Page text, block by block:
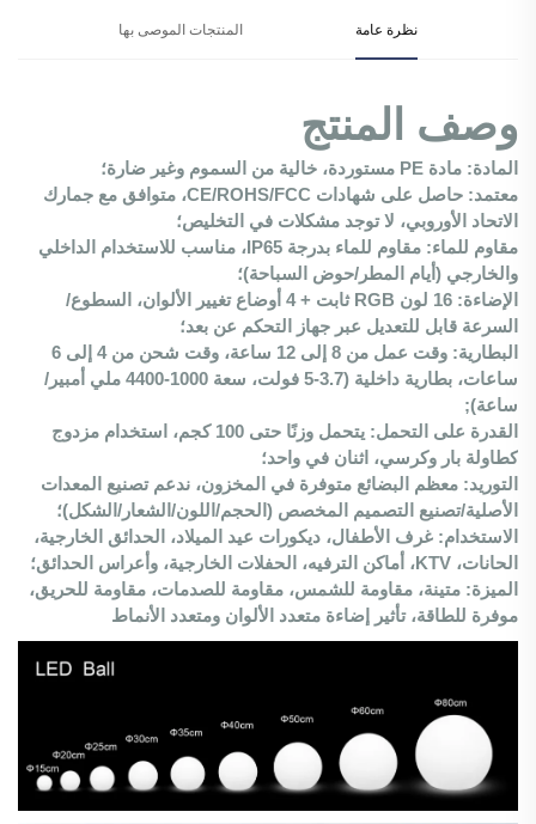
نظرة عامة المنتجات الموصى بها
وصف المنتج
المادة: مادة PE مستوردة، خالية من السموم وغير ضارة؛
معتمد: حاصل على شهادات CE/ROHS/FCC، متوافق مع جمارك
الاتحاد الأوروبي، لا توجد مشكلات في التخليص؛
مقاوم للماء: مقاوم للماء بدرجة IP65، مناسب للاستخدام الداخلي
والخارجي (أيام المطر/حوض السباحة)؛
الإضاءة: 16 لون RGB ثابت + 4 أوضاع تغيير الألوان، السطوع/
السرعة قابل للتعديل عبر جهاز التحكم عن بعد؛
البطارية: وقت عمل من 8 إلى 12 ساعة، وقت شحن من 4 إلى 6
ساعات، بطارية داخلية (3.7-5 فولت، سعة 1000-4400 ملي أمبير/
ساعة);
القدرة على التحمل: يتحمل وزنًا حتى 100 كجم، استخدام مزدوج
كطاولة بار وكرسي، اثنان في واحد؛
التوريد: معظم البضائع متوفرة في المخزون، ندعم تصنيع المعدات
الأصلية/تصنيع التصميم المخصص (الحجم/اللون/الشعار/الشكل)؛
الاستخدام: غرف الأطفال، ديكورات عيد الميلاد، الحدائق الخارجية،
الحانات، KTV، أماكن الترفيه، الحفلات الخارجية، وأعراس الحدائق؛
الميزة: متينة، مقاومة للشمس، مقاومة للصدمات، مقاومة للحريق،
موفرة للطاقة، تأثير إضاءة متعدد الألوان ومتعدد الأنماط